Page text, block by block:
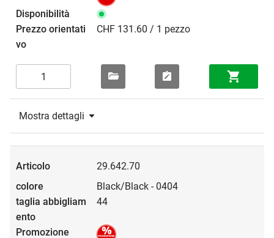
CHF 131.60 / 1 pezzo
Mostra dettagli
29.642.70
Black/Black - 0404
44